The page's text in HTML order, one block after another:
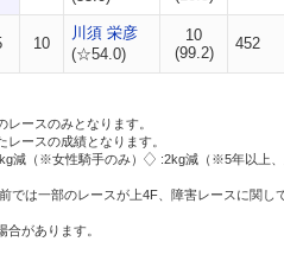
10
川須 栄彦
(☆54.0)
10
(99.2)
452
ースのみとなります。
ースの成績となります。
減（※女性騎手のみ）
:2kg減（※5年以上
では一部のレースが上4F、障害レースに関し
があります。